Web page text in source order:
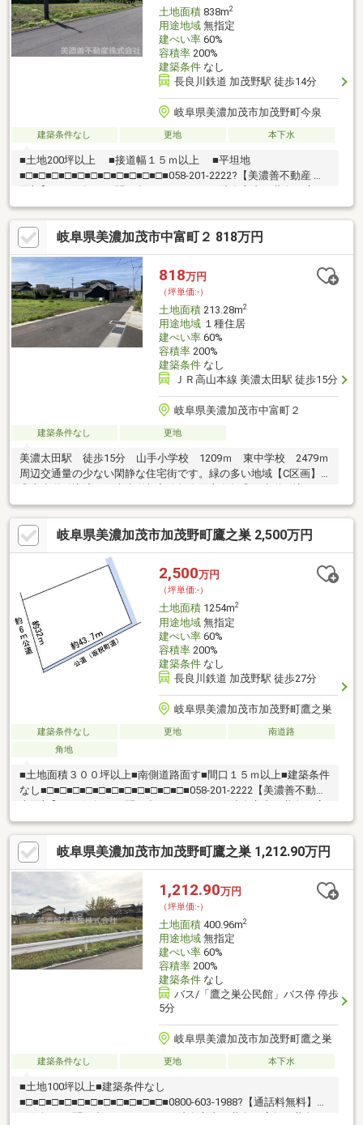
土地面積838m2
用途地域無指定
建ぺい率60%
容積率200%
建築条件なし
長良川鉄道 加茂野駅 徒歩14分
岐阜県美濃加茂市加茂野町今泉
建築条件なし 更地 本下水
■土地200坪以上 ■接道幅１５ｍ以上 ■平坦地
■□■□■□■□■□■□■□■□■□■□■□■058-201-2222?【美濃善不動産 売
舗・黄色い看板・黄色い車を見かけたことありませんか。私たち
が美濃善不動産です！岐阜を知っている岐阜の不動産エキスパー
ト！土地探しも住まい探しも建築も不動産のことならお任せ下さ
い。■売買保有物件1000件以上！
岐阜県美濃加茂市中富町２ 818万円
818万円
（坪単価:-）
土地面積213.28m2
用途地域１種住居
建ぺい率60%
容積率200%
建築条件なし
ＪＲ高山本線 美濃太田駅 徒歩15分
岐阜県美濃加茂市中富町２
建築条件なし 更地
美濃太田駅 徒歩15分 山手小学校 1209ｍ 東中学校 2479ｍ
周辺交通量の少ない閑静な住宅街です。緑の多い地域【C区画】
事・下水道受益者負担金買主負担◎測量分筆費用買主負担
岐阜県美濃加茂市加茂野町鷹之巣 2,500万円
2,500万円
（坪単価:-）
土地面積1254m2
用途地域無指定
建ぺい率60%
容積率200%
建築条件なし
長良川鉄道 加茂野駅 徒歩27分
岐阜県美濃加茂市加茂野町鷹之巣
建築条件なし 更地
南道路
角地
■土地面積３００坪以上■南側道路面す■間口１５ｍ以上■建築条件
なし■□■□■□■□■□■□■□■□■□■□■□■058-201-2222【美濃善不動産
売買部】へお気軽にお問い合わせください！岐阜市内で黄色い店
舗・黄色い看板・黄色い車を見かけたことありませんか。私たち
が美濃善不動産です！岐阜を知っている岐阜の不動産エキスパー
ト！土地探しも住まい探しも建築も不動産のことならお任せ下さ
い。■売買保有物件1000件以上！
岐阜県美濃加茂市加茂野町鷹之巣 1,212.90万円
1,212.90万円
（坪単価:-）
土地面積400.96m2
用途地域無指定
建ぺい率60%
容積率200%
建築条件なし
バス/「鷹之巣公民館」バス停 停歩
5分
岐阜県美濃加茂市加茂野町鷹之巣
建築条件なし 更地 本下水
■土地100坪以上■建築条件なし
■□■□■□■□■□■□■□■□■□■□■□■0800-603-1988?【通話料無料】へ